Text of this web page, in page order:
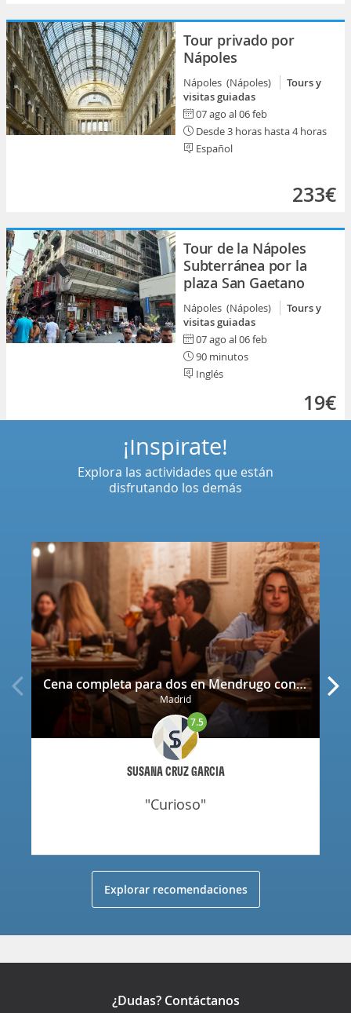
Tour privado por
Nápoles
Nápoles (Nápoles)
Tours y
visitas guiadas
07 ago al 06 feb
Desde 3 horas hasta 4 horas
Español
233€
Tour de la Nápoles
Subterránea por la
plaza San Gaetano
Nápoles (Nápoles)
Tours y
visitas guiadas
07 ago al 06 feb
90 minutos
Inglés
19€
Cena completa para dos en Mendrugo con cerveza artesana incluida
Madrid
SUSANA CRUZ GARCIA
7.5
"curioso"
¡Inspírate!
Explora las actividades que están
disfrutando los demás
Explorar recomendaciones
¿Dudas? Contáctanos